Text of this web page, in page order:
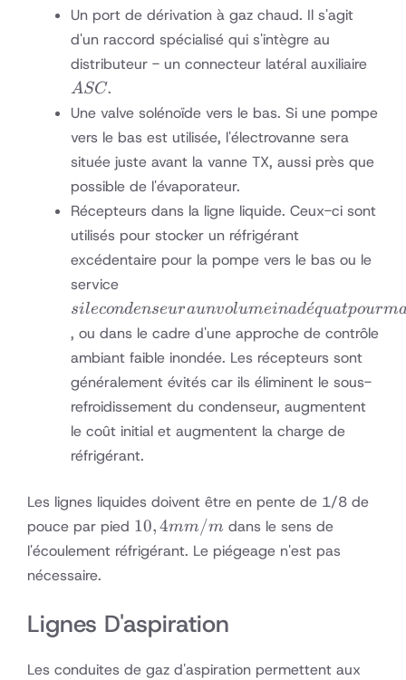
Un port de dérivation à gaz chaud. Il s'agit
d'un raccord spécialisé qui s'intègre au
distributeur - un connecteur latéral auxiliaire
ASC.
Une valve solénoïde vers le bas. Si une pompe
vers le bas est utilisée, l'électrovanne sera
située juste avant la vanne TX, aussi près que
possible de l'évaporateur.
Récepteurs dans la ligne liquide. Ceux-ci sont
utilisés pour stocker un réfrigérant
excédentaire pour la pompe vers le bas ou le
service
condenseur
a un
volume
inadéquat
pour
maintenir
la charge
du système
silecondenseuraunvolumeinade
ˊquatpour
, ou dans le cadre d'une approche de contrôle
ambiant faible inondée. Les récepteurs sont
généralement évités car ils éliminent le sous-
refroidissement du condenseur, augmentent
le coût initial et augmentent la charge de
réfrigérant.
Les lignes liquides doivent être en pente de 1/8 de
pouce par pied 10,4
mm
/ m
10,4mm/m dans le sens de
l'écoulement réfrigérant. Le piégeage n'est pas
nécessaire.
Lignes D'aspiration
Les conduites de gaz d'aspiration permettent aux